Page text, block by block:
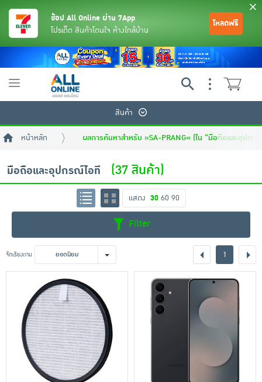
เครื่องดื่มและผงชงดื่ม
เครื่องปรุงรสและของแห้ง
ขนมขบเคี้ยว และช็อคโกแลต
อาหารสด ผัก ผลไม้และเบเกอรี่
พระเครื่อง test pop
ช้อป All Online ผ่าน 7App
โปรเด็ด สินค้าโดนใจ ห้างใกล้บ้าน
โหลดฟรี
Toggle
สินค้า
หน้าหลัก ผลการค้นหาสำหรับ »SA-PRANG« (ใน "มือถือและอุปกร
มือถือและอุปกรณ์ไอที (37 สินค้า)
แสดง 30 60 90
Filter
จัดเรียงตาม ยอดนิยม 1